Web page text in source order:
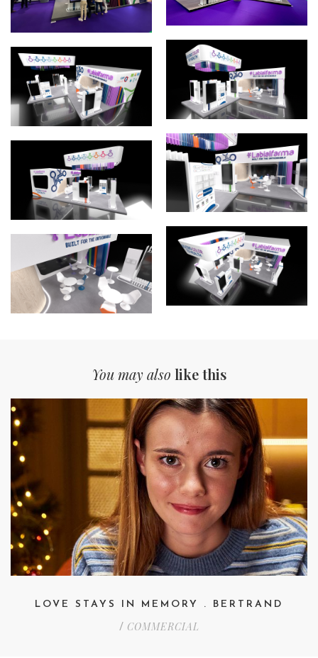
You may also like this
LOVE STAYS IN MEMORY . BERTRAND
/ COMMERCIAL